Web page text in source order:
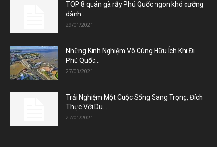
TOP 8 quán gà rẫy Phú Quốc ngon khó cưỡng
dành...
29/01/2021
Những Kinh Nghiệm Vô Cùng Hữu Ích Khi Đi
Phú Quốc...
27/03/2021
Trải Nghiệm Một Cuộc Sống Sang Trọng, Đích
Thực Với Du...
27/01/2021